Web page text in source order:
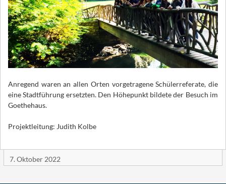
Anregend waren an allen Orten vorgetragene Schülerreferate, die
eine Stadtführung ersetzten. Den Höhepunkt bildete der Besuch im
Goethehaus.
Projektleitung: Judith Kolbe
7. Oktober 2022